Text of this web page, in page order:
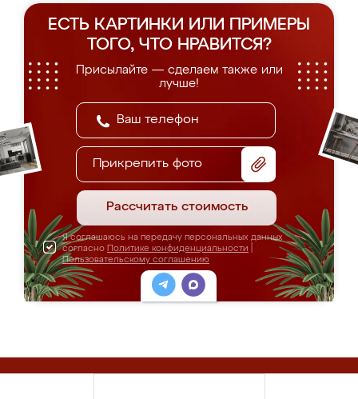
ЕСТЬ КАРТИНКИ ИЛИ ПРИМЕРЫ
ТОГО, ЧТО НРАВИТСЯ?
Присылайте — сделаем также или
лучше!
Прикрепить фото
Рассчитать стоимость
Я соглашаюсь на передачу персональных данных
согласно Политике конфиденциальности
Пользовательскому соглашению